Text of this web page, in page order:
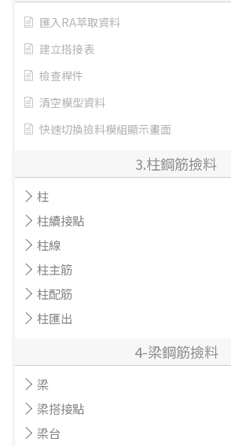
匯入RA萃取資料
建立搭接表
檢查桿件
清空模型資料
快速切換撿料模組顯示畫面
3.柱鋼筋撿料
柱
柱續接點
柱線
柱主筋
柱配筋
柱匯出
4-梁鋼筋撿料
梁
梁搭接點
梁台